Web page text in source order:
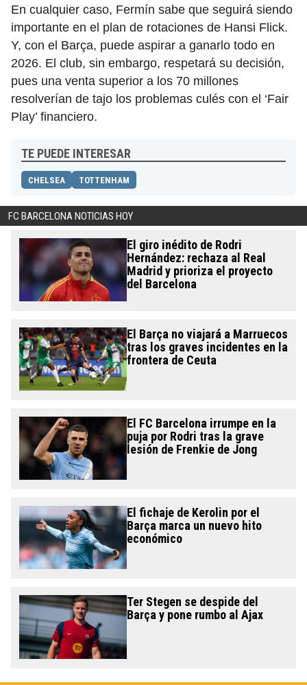
En cualquier caso, Fermín sabe que seguirá siendo
importante en el plan de rotaciones de Hansi Flick.
Y, con el Barça, puede aspirar a ganarlo todo en
2026. El club, sin embargo, respetará su decisión,
pues una venta superior a los 70 millones
resolverían de tajo los problemas culés con el ‘Fair
Play’ financiero.
TE PUEDE INTERESAR
CHELSEA TOTTENHAM
FC BARCELONA NOTICIAS HOY
El giro inédito de Rodri
Hernández: rechaza al Real
Madrid y prioriza el proyecto
del Barcelona
El Barça no viajará a Marruecos
tras los graves incidentes en la
frontera de Ceuta
El FC Barcelona irrumpe en la
puja por Rodri tras la grave
lesión de Frenkie de Jong
El fichaje de Kerolin por el
Barça marca un nuevo hito
económico
Ter Stegen se despide del
Barça y pone rumbo al Ajax